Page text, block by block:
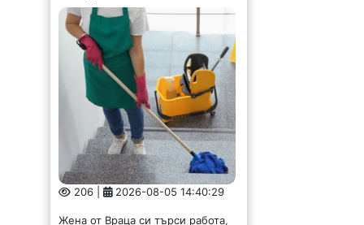
206 | 2026-08-05 14:40:29
Жена от Враца си търси работа,